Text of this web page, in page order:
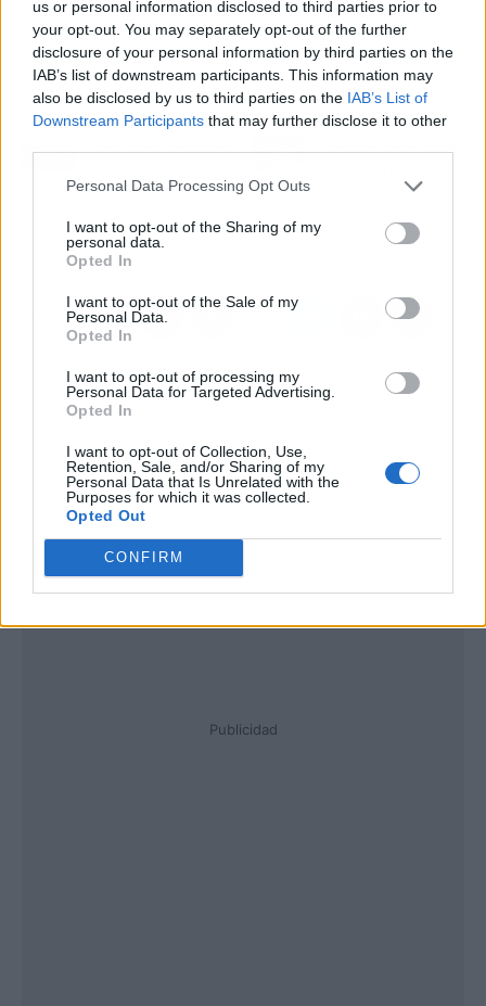
us or personal information disclosed to third parties prior to
your opt-out. You may separately opt-out of the further
disclosure of your personal information by third parties on the
IAB’s list of downstream participants. This information may
also be disclosed by us to third parties on the IAB’s List of
Downstream Participants that may further disclose it to other
Personal Data Processing Opt Outs
I want to opt-out of the Sharing of my
personal data.
Opted In
I want to opt-out of the Sale of my
Personal Data.
Opted In
I want to opt-out of processing my
Personal Data for Targeted Advertising.
Opted In
I want to opt-out of Collection, Use,
Retention, Sale, and/or Sharing of my
Personal Data that Is Unrelated with the
Purposes for which it was collected.
Opted Out
CONFIRM
de contacto en su sitio web, para facilitar la
comunicación.
Artículo anterior
servicio de transporte
Artículo siguiente
importancia del
en la mujer
Publicidad